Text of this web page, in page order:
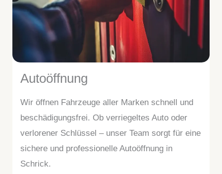
Autoöffnung
Wir öffnen Fahrzeuge aller Marken schnell und
beschädigungsfrei. Ob verriegeltes Auto oder
verlorener Schlüssel – unser Team sorgt für eine
sichere und professionelle Autoöffnung in
Schrick.